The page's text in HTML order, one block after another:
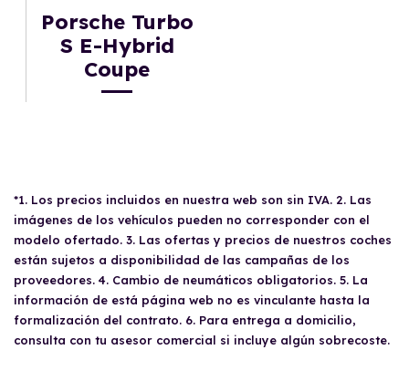
Porsche Turbo
S E-Hybrid
Coupe
*1. Los precios incluidos en nuestra web son sin IVA. 2. Las
imágenes de los vehículos pueden no corresponder con el
modelo ofertado. 3. Las ofertas y precios de nuestros coches
están sujetos a disponibilidad de las campañas de los
proveedores. 4. Cambio de neumáticos obligatorios. 5. La
información de está página web no es vinculante hasta la
formalización del contrato. 6. Para entrega a domicilio,
consulta con tu asesor comercial si incluye algún sobrecoste.